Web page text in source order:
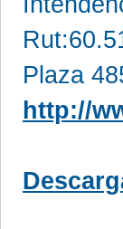
Plaza
http://